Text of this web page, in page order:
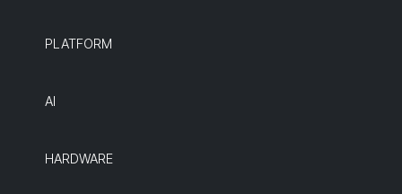
PLATFORM
AI
HARDWARE